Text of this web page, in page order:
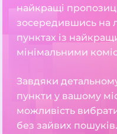
найкращі
зосередившись на
пунктах із
мінімальними
Завдяки
пункти у вашому
можливість
без зайвих